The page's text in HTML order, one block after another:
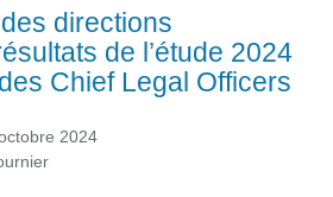
directions
de l’étude 2024
Chief Legal Officers
2024